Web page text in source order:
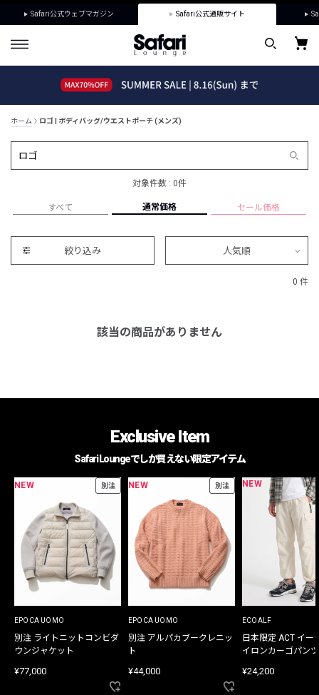
Safari公式ウェブマガジン Safari公式通販サイト
ホーム ロゴ | ボディバッグ/ウエストポーチ (メンズ)
対象件数 : 0件
すべて 通常価格 セール価格
絞り込み 人気順
0 件
該当の商品がありません
Exclusive Item
Safari Loungeでしか買えない限定アイテム
NEW 別注
EPOCA UOMO
別注 ライトニットコンビダ
ウンジャケット
¥77,000
NEW 別注
EPOCA UOMO
別注 アルパカブークレニッ
ト
¥44,000
NEW
ECOALF
日本限定 ACT イー
イロンカーゴパンツ
¥24,200